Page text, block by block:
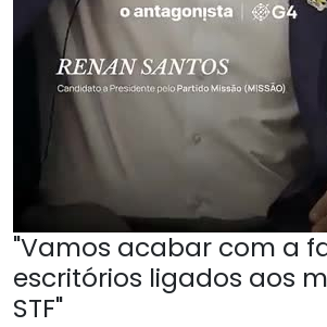
"Vamos acabar com a
escritórios ligados aos
STF"